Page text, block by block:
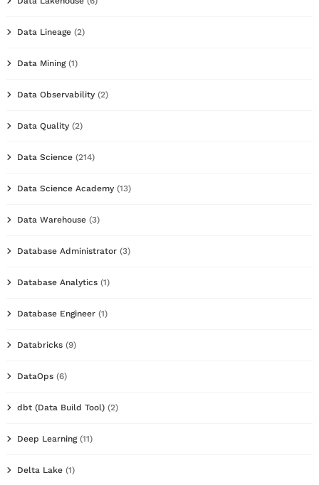
Data Lineage (2)
Data Mining(1)
Data Observability (2)
Data Quality (2)
Data Science (214)
Data Science Academy (13)
Data Warehouse (3)
Database Administrator (3)
Database Analytics (1)
Database Engineer (1)
Databricks (9)
DataOps (6)
dbt (Data Build Tool) (2)
Deep Learning(11)
Delta Lake (1)